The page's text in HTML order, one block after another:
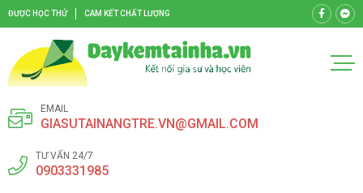
ĐƯỢC HỌC THỬ CAM KẾT CHẤT LƯỢNG
EMAIL
GIASUTAINANGTRE.VN@GMAIL.COM
TƯ VẤN 24/7
0903331985